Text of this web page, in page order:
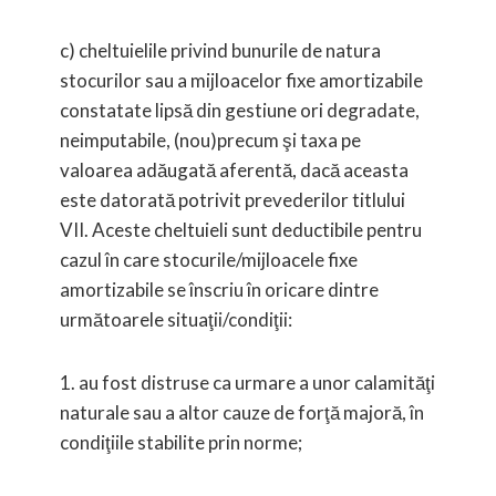
c) cheltuielile privind bunurile de natura
stocurilor sau a mijloacelor fixe amortizabile
constatate lipsă din gestiune ori degradate,
neimputabile, (nou)precum şi taxa pe
valoarea adăugată aferentă, dacă aceasta
este datorată potrivit prevederilor titlului
VII. Aceste cheltuieli sunt deductibile pentru
cazul în care stocurile/mijloacele fixe
amortizabile se înscriu în oricare dintre
următoarele situaţii/condiţii:
1. au fost distruse ca urmare a unor calamităţi
naturale sau a altor cauze de forţă majoră, în
condiţiile stabilite prin norme;